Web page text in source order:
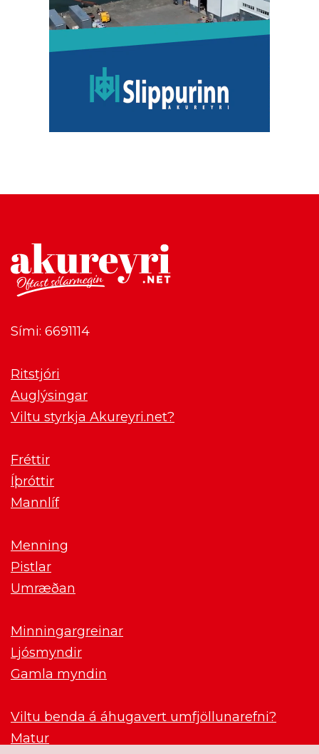
Sími: 6691114
Ritstjóri
Auglýsingar
Viltu styrkja Akureyri.net?
Fréttir
Íþróttir
Mannlíf
Menning
Pistlar
Umræðan
Minningargreinar
Ljósmyndir
Gamla myndin
Viltu benda á áhugavert umfjöllunarefni?
Matur